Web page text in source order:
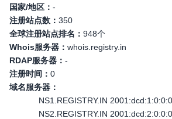
国家/地区： -
注册站点数： 350
全球注册站点排名： 948个
Whois服务器： whois.registry.in
RDAP服务器： -
注册时间： 0
域名服务器：
NS1.REGISTRY.IN
NS2.REGISTRY.IN